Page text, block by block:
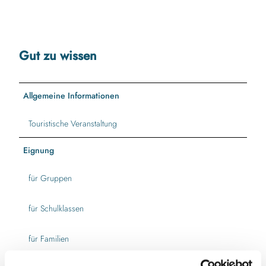
Gut zu wissen
Allgemeine Informationen
Touristische Veranstaltung
Eignung
für Gruppen
für Schulklassen
für Familien